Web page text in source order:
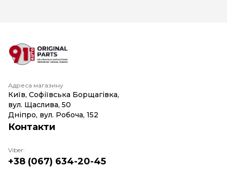
Адреса магазину
Київ, Софіївська Борщагівка,
вул. Щаслива, 50
Дніпро, вул. Робоча, 152
Контакти
Viber:
+38 (067) 634-20-45